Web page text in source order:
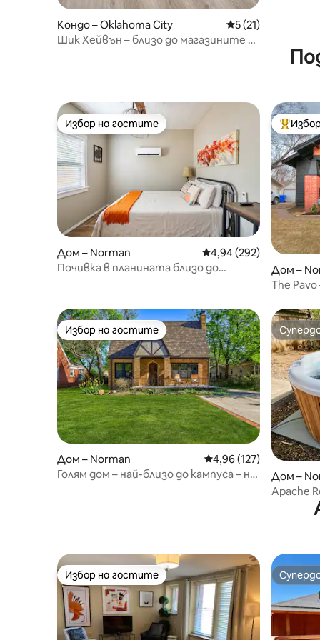
Кондо – Oklahoma City Средна оценка: 5
5 (21)
Шик Хейвън – близо до магазините на
Избор на гостите
Избор на гостите
Дом – Norman Средна оценка: 4,94
4,94 (292)
Почивка в планината близо до
Най-
Дом –
The
Избор на гостите
Избор на гостите
Дом – Norman Средна оценка: 4,96
4,96 (127)
Голям дом – най-близо до кампуса – на
Дом –
Apache
на
Избор на гостите
Избор на гостите